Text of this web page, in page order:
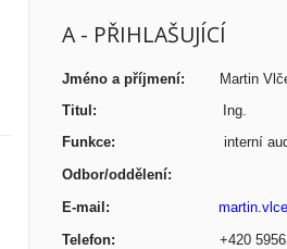
A - PŘIHLAŠUJÍCÍ
Jméno a příjmení: Martin
Titul: Ing.
Funkce:
interní
Odbor/oddělení:
E-mail:
Telefon:
+420